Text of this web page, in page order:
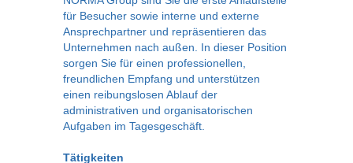
für Besucher sowie interne und externe
Ansprechpartner und repräsentieren das
Unternehmen nach außen. In dieser Position
sorgen Sie für einen professionellen,
freundlichen Empfang und unterstützen
einen reibungslosen Ablauf der
administrativen und organisatorischen
Aufgaben im Tagesgeschäft.
Tätigkeiten